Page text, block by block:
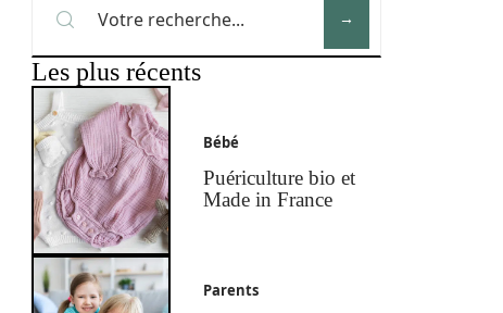
Les plus récents
Bébé
Puériculture bio et
Made in France
Parents